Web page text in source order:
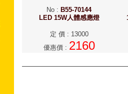
No : B55-70144
LED 15W人體感應燈
定 價: 13000
優惠價: 2160